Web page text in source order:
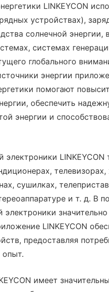
LINKEYCON
устройствах),
солнечной энергии,
системах
глобального
энергии
помогают
обеспечить
энергии и
электроники
телевизорах,
сушилках,
и т. д. В
LINKEYCON
предоставляя
опыт.
имеет